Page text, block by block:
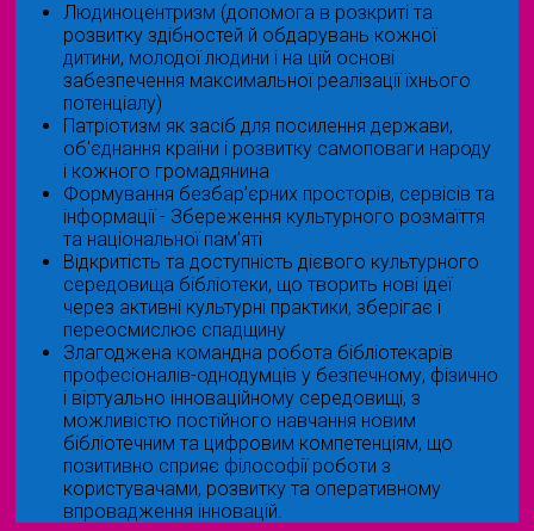
Людиноцентризм (допомога в розкриті та
розвитку здібностей й обдарувань кожної
дитини, молодої людини і на цій основі
забезпечення максимальної реалізації їхнього
потенціалу)
Патріотизм як засіб для посилення держави,
об'єднання країни і розвитку самоповаги народу
і кожного громадянина
Формування безбар’єрних просторів, сервісів та
інформації - Збереження культурного розмаїття
та національної пам’яті
Відкритість та доступність дієвого культурного
середовища бібліотеки, що творить нові ідеї
через активні культурні практики, зберігає і
переосмислює спадщину
Злагоджена командна робота бібліотекарів
професіоналів-однодумців у безпечному, фізично
і віртуально інноваційному середовищі, з
можливістю постійного навчання новим
бібліотечним та цифровим компетенціям, що
позитивно сприяє філософії роботи з
користувачами, розвитку та оперативному
впровадження інновацій.